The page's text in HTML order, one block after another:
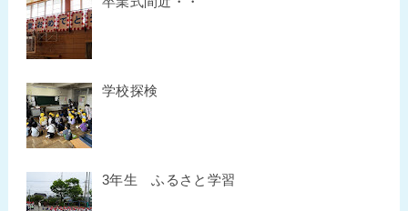
学校探検
3年生 ふるさと学習